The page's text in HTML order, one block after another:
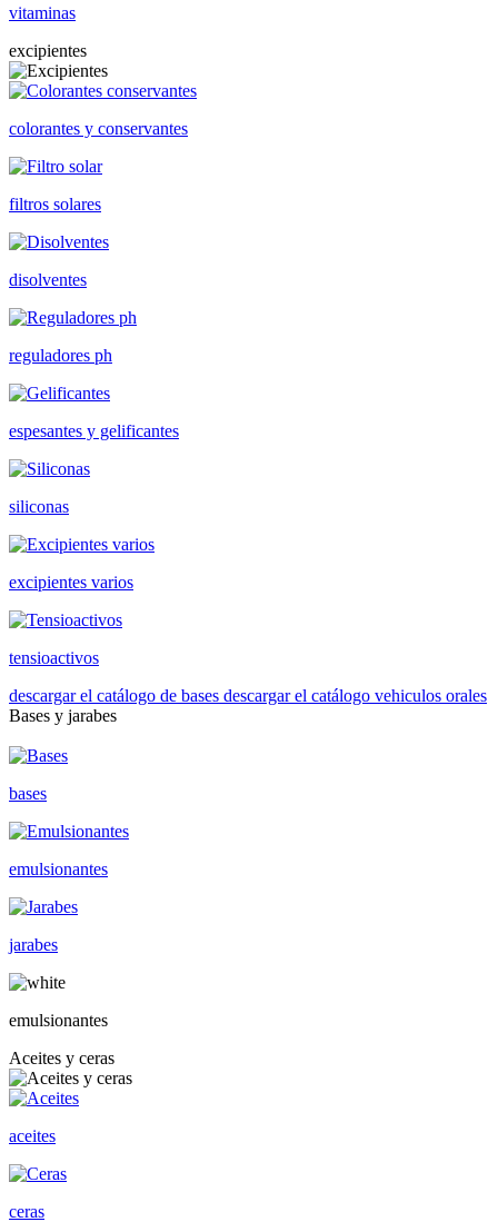
vitaminas
excipientes
colorantes y conservantes
filtros solares
disolventes
reguladores ph
espesantes y gelificantes
siliconas
excipientes varios
tensioactivos
descargar el catálogo de bases descargar el catálogo vehiculos orales
Bases y jarabes
bases
emulsionantes
jarabes
emulsionantes
Aceites y ceras
aceites
ceras